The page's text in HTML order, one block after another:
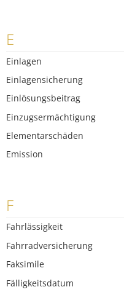
E
Einlagen
Einlagensicherung
Einlösungsbeitrag
Einzugsermächtigung
Elementarschäden
Emission
F
Fahrlässigkeit
Fahrradversicherung
Faksimile
Fälligkeitsdatum